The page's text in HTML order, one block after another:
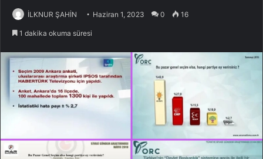
İLKNUR ŞAHİN Haziran 1, 2023 0 16
1 dakika okuma süresi